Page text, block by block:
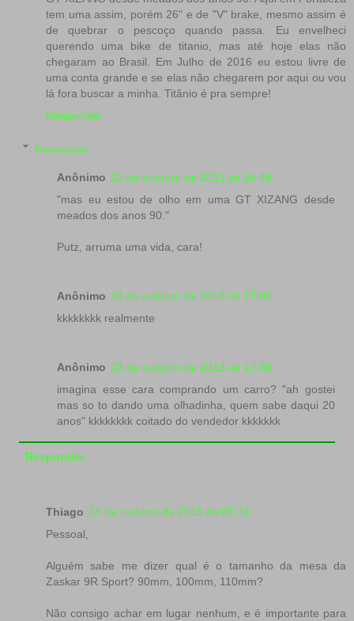
tem uma assim, porém 26" e de "V" brake, mesmo assim é
de quebrar o pescoço quando passa. Eu envelheci
querendo uma bike de titanio, mas até hoje elas não
chegaram ao Brasil. Em Julho de 2016 eu estou livre de
uma conta grande e se elas não chegarem por aqui ou vou
lá fora buscar a minha. Titânio é pra sempre!
Responder
Respostas
Anônimo 23 de outubro de 2013 às 15:48
"mas eu estou de olho em uma GT XIZANG desde
meados dos anos 90."
Putz, arruma uma vida, cara!
Anônimo 23 de outubro de 2013 às 17:01
kkkkkkkk realmente
Anônimo 23 de outubro de 2013 às 17:30
imagina esse cara comprando um carro? "ah gostei
mas so to dando uma olhadinha, quem sabe daqui 20
anos" kkkkkkkk coitado do vendedor kkkkkkk
Responder
Thiago 24 de outubro de 2013 às 07:43
Pessoal,
Alguém sabe me dizer qual é o tamanho da mesa da
Zaskar 9R Sport? 90mm, 100mm, 110mm?
Não consigo achar em lugar nenhum, e é importante para